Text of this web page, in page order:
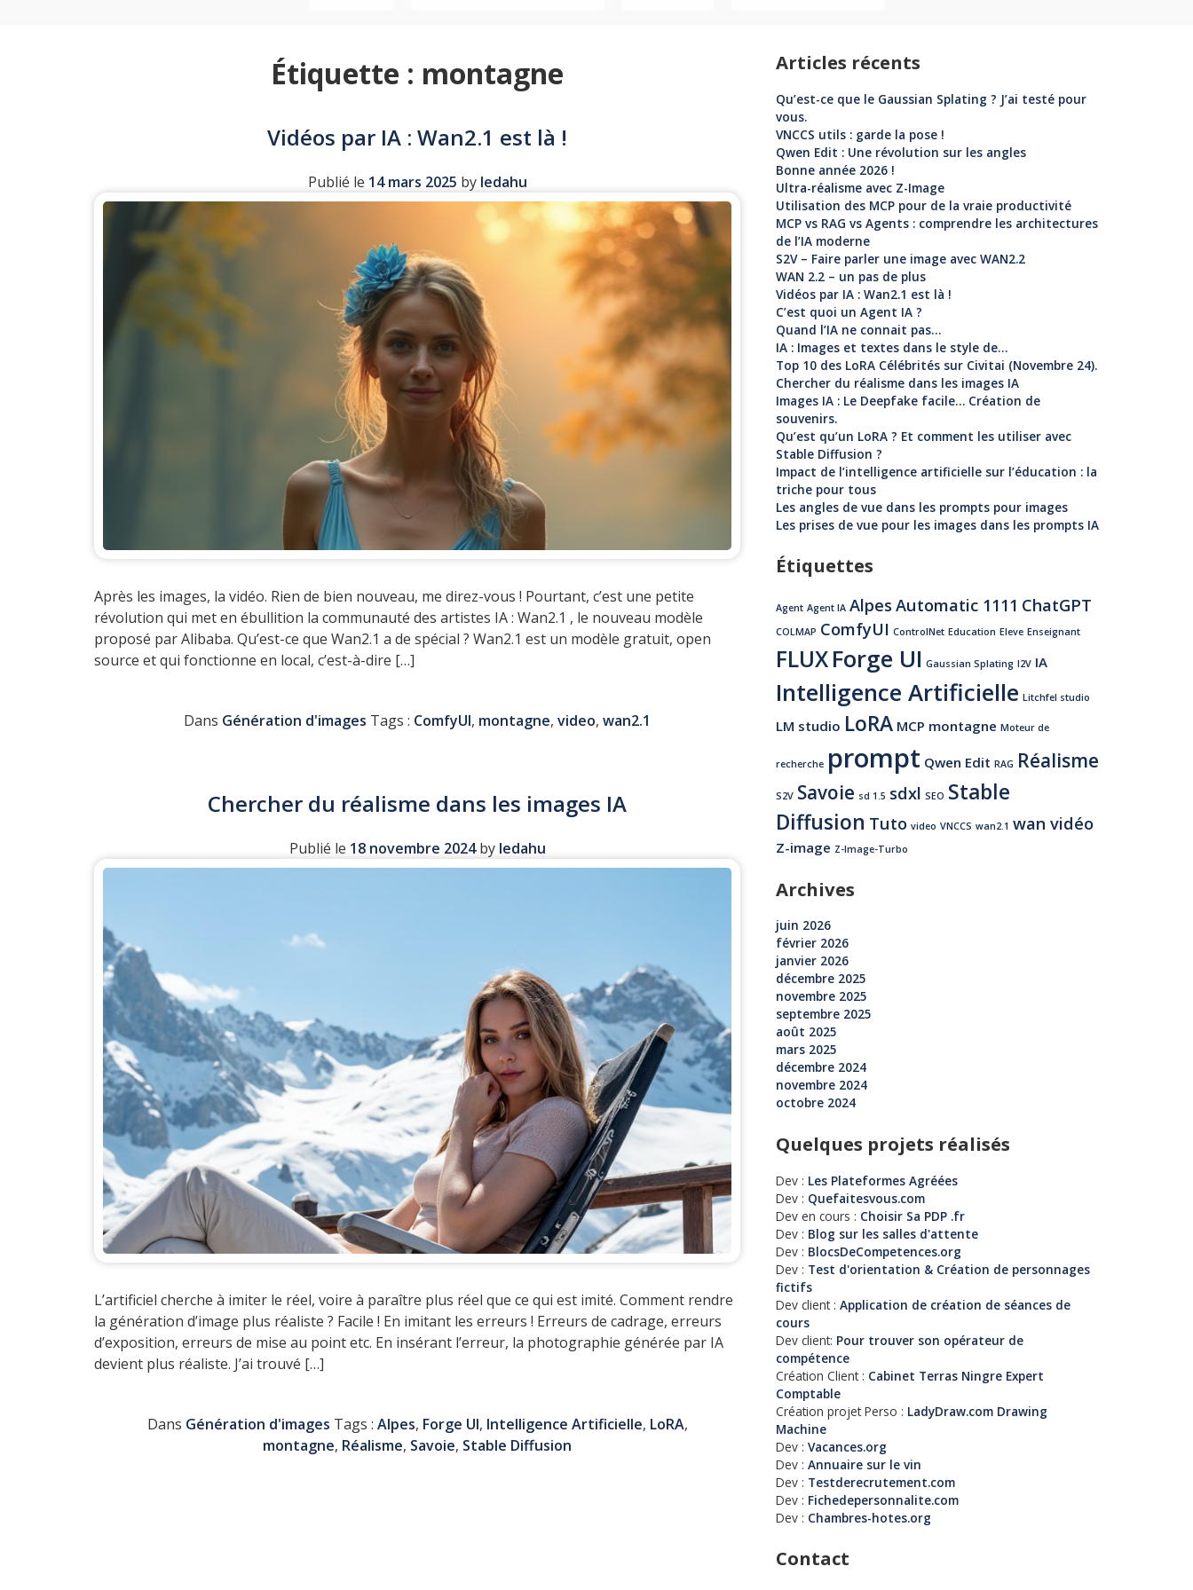
Étiquette : montagne
Vidéos par IA : Wan2.1 est là !
Publié le 14 mars 2025 by ledahu
Après les images, la vidéo. Rien de bien nouveau, me direz-vous ! Pourtant, c’est une petite
révolution qui met en ébullition la communauté des artistes IA : Wan2.1 , le nouveau modèle
proposé par Alibaba. Qu’est-ce que Wan2.1 a de spécial ? Wan2.1 est un modèle gratuit, open
source et qui fonctionne en local, c’est-à-dire […]
Dans Génération d'images Tags : ComfyUI, montagne, video, wan2.1
Chercher du réalisme dans les images IA
Publié le 18 novembre 2024by ledahu
L’artificiel cherche à imiter le réel, voire à paraître plus réel que ce qui est imité. Comment rendre
la génération d’image plus réaliste ? Facile ! En imitant les erreurs ! Erreurs de cadrage, erreurs
d’exposition, erreurs de mise au point etc. En insérant l’erreur, la photographie générée par IA
devient plus réaliste. J’ai trouvé […]
Dans Génération d'images Tags : Alpes, Forge UI, Intelligence Artificielle, LoRA,
montagne, Réalisme, Savoie, Stable Diffusion
Articles récents
Qu’est-ce que le Gaussian Splating ? J’ai testé pour
vous.
VNCCS utils : garde la pose !
Qwen Edit : Une révolution sur les angles
Bonne année 2026 !
Ultra-réalisme avec Z-Image
Utilisation des MCP pour de la vraie productivité
MCP vs RAG vs Agents : comprendre les architectures
de l’IA moderne
S2V – Faire parler une image avec WAN2.2
WAN 2.2 – un pas de plus
Vidéos par IA : Wan2.1 est là !
C’est quoi un Agent IA ?
Quand l’IA ne connait pas…
IA : Images et textes dans le style de…
Top 10 des LoRA Célébrités sur Civitai (Novembre 24).
Chercher du réalisme dans les images IA
Images IA : Le Deepfake facile… Création de
souvenirs.
Qu’est qu’un LoRA ? Et comment les utiliser avec
Stable Diffusion ?
Impact de l’intelligence artificielle sur l’éducation : la
triche pour tous
Les angles de vue dans les prompts pour images
Les prises de vue pour les images dans les prompts IA
Étiquettes
Agent Agent IA AlpesAutomatic 1111 ChatGPT
COLMAP ComfyUI ControlNet Education Eleve Enseignant
FLUXForge UI Gaussian Splating I2V IA
Intelligence Artificielle Litchfel studio
LM studio LoRA MCP montagne Moteur de
recherche prompt Qwen Edit RAG Réalisme
S2V Savoie sd 1.5 sdxl SEO Stable
Diffusion Tuto video VNCCS wan2.1 wan vidéo
Z-image Z-Image-Turbo
Archives
juin 2026
février 2026
janvier 2026
décembre 2025
novembre 2025
septembre 2025
août 2025
mars 2025
décembre 2024
novembre 2024
octobre 2024
Quelques projets réalisés
Dev : Les Plateformes Agréées
Dev : Quefaitesvous.com
Dev en cours : Choisir Sa PDP .fr
Dev : Blog sur les salles d'attente
Dev : BlocsDeCompetences.org
Dev : Test d'orientation & Création de personnages
fictifs
Dev client : Application de création de séances de
cours
Dev client: Pour trouver son opérateur de
compétence
Création Client : Cabinet Terras Ningre Expert
Comptable
Création projet Perso : LadyDraw.com Drawing
Machine
Dev : Vacances.org
Dev : Annuaire sur le vin
Dev : Testderecrutement.com
Dev : Fichedepersonnalite.com
Dev : Chambres-hotes.org
Contact